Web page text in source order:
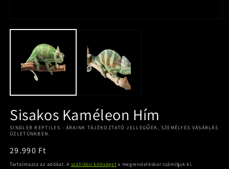
Sisakos Kaméleon Hím
SINDLER REPTILES - ÁRAINK TÁJÉKOZTATÓ JELLEGŰEK, SZEMÉLYES VÁSÁRLÁS
ÜZLETÜNKBEN.
Normál
ár
29.990 Ft
Tartalmazza az adókat. A szállítási költséget a megrendeléskor számítjuk ki.